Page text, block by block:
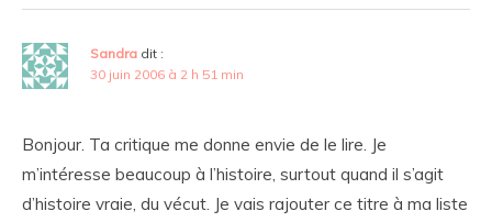
Sandra dit :
30 juin 2006 à 2 h 51 min
Bonjour. Ta critique me donne envie de le lire. Je
m’intéresse beaucoup à l’histoire, surtout quand il s’agit
d’histoire vraie, du vécut. Je vais rajouter ce titre à ma liste